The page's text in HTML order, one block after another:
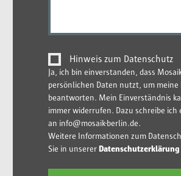
Hinweis zum Datenschutz
Ja, ich bin einverstanden, dass
persönlichen Daten nutzt, um meine
beantworten. Mein Einverständnis
immer widerrufen. Dazu schreibe ich
an info@mosaik-berlin.de.
Weitere Informationen zum
Sie in unserer Datenschutzerklärung